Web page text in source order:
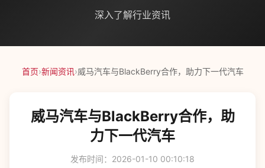
深入了解行业资讯
首页›新闻资讯›威马汽车与BlackBerry合作，助力下一代汽车
威马汽车与BlackBerry合作，助
力下一代汽车
发布时间：2026-01-10 00:10:18